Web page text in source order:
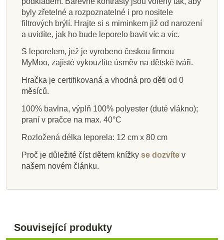
469 Kč
Přidat do košíku
129 Kč
Přidat do košíku
219 Kč
Přidat do košíku
279 Kč
Přidat do košíku
229 Kč
Přidat do košíku
99 Kč
Přidat do košíku
299 Kč
Přidat do košíku
197 Kč219 Kč
Přidat do košíku
byly zřetelné a rozpoznatelné i pro nositele
filtrových brýlí. Hrajte si s miminkem již od narození
a uvidíte, jak ho bude leporelo bavit víc a víc.
S leporelem, jež je vyrobeno českou firmou
MyMoo, zajisté vykouzlíte úsměv na dětské tváři.
Hračka je certifikovaná a vhodná pro děti od 0
měsíců.
100% bavlna, výplň 100% polyester (duté vlákno);
praní v pračce na max. 40°C
Rozložená délka leporela: 12 cm x 80 cm
Proč je důležité číst dětem knížky se dozvíte v
našem novém článku.
Související produkty